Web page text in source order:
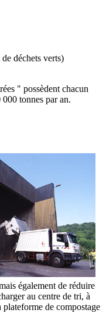
déchets verts)
" possèdent chacun
tonnes par an.
également de réduire
au centre de tri, à
de compostage